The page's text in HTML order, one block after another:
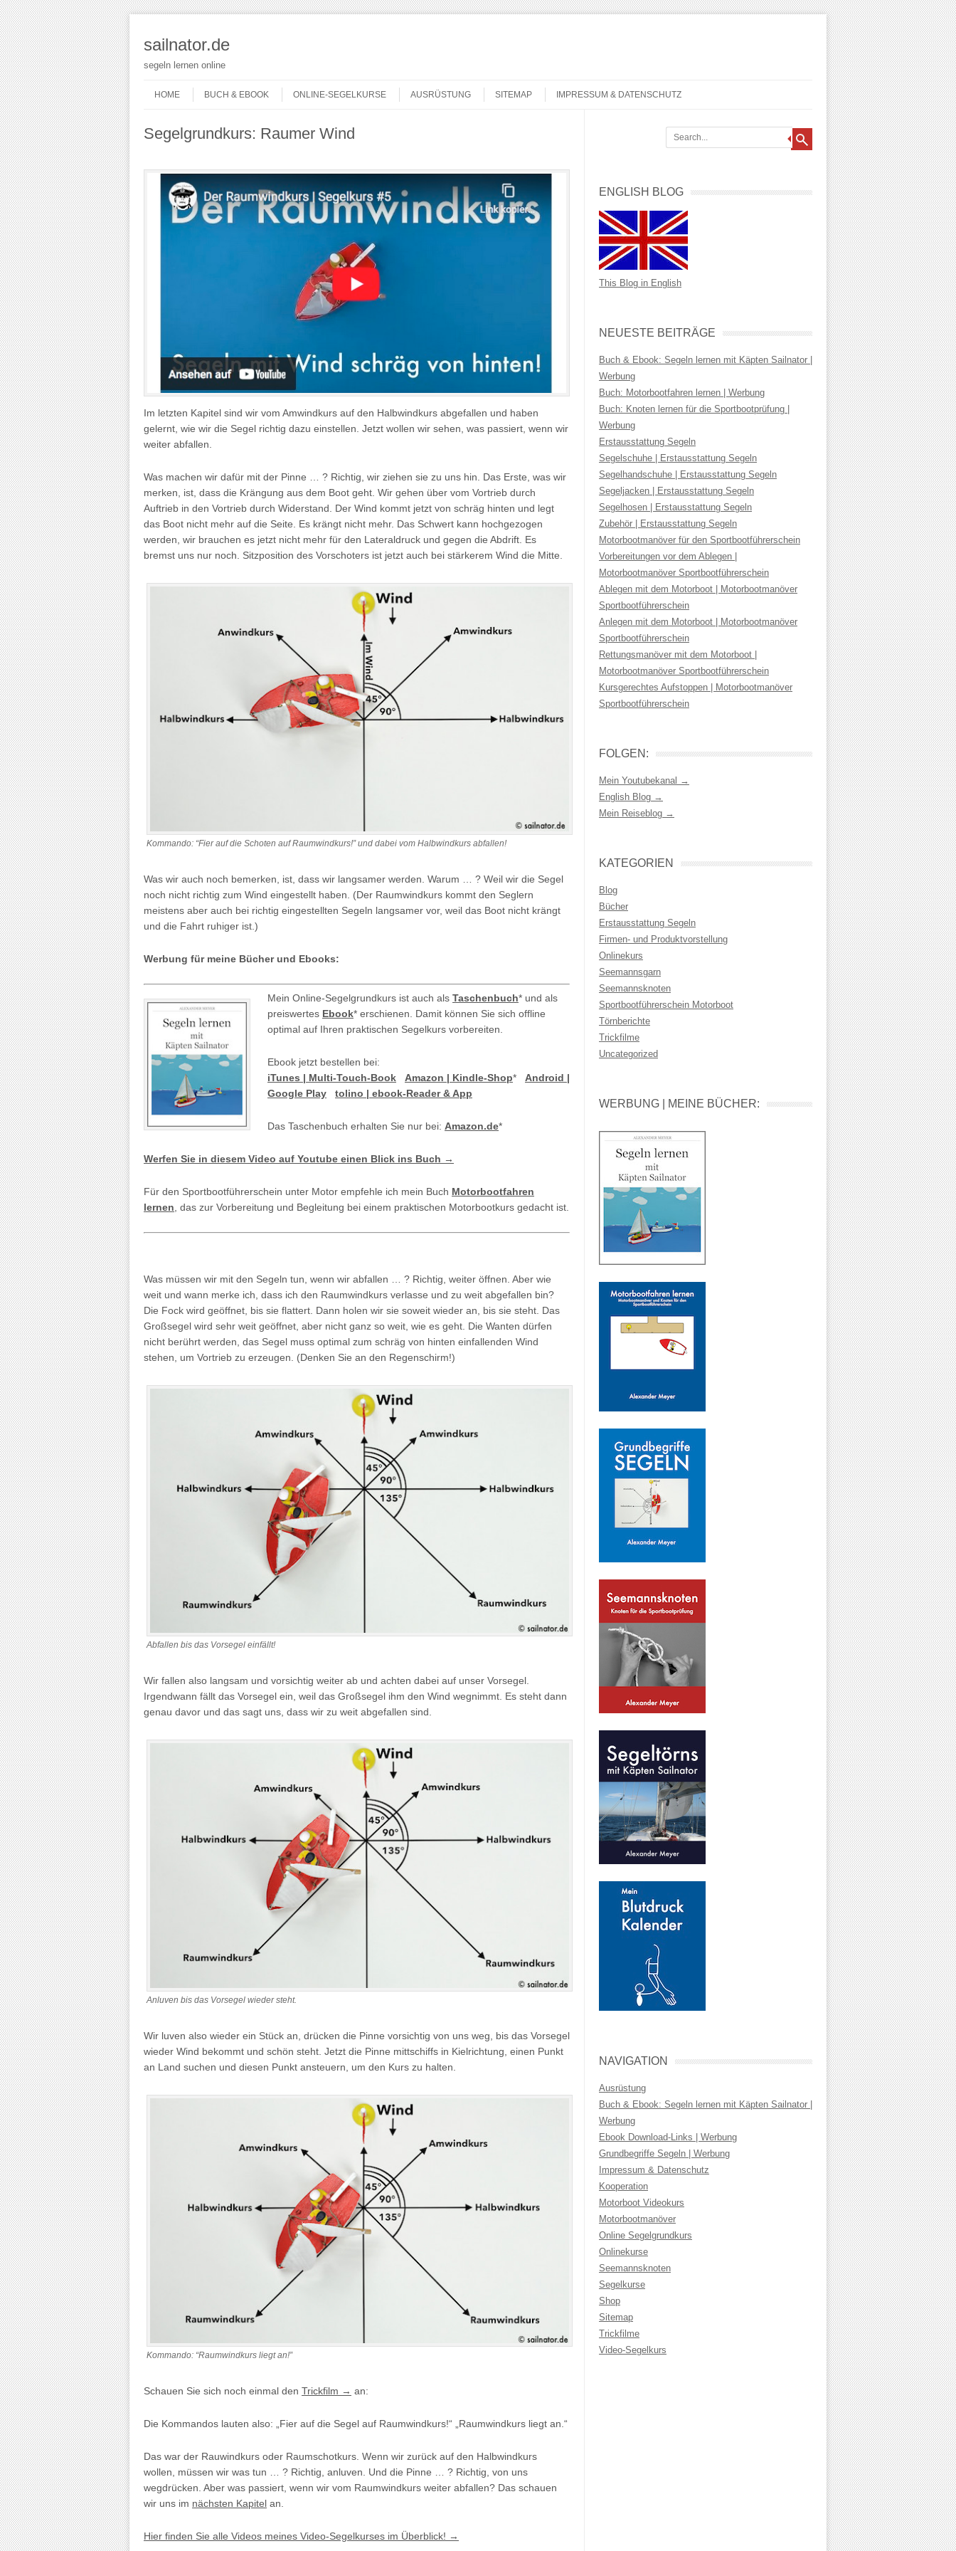
sailnator.de
segeln lernen online
Menu
HOME
BUCH & EBOOK ONLINE-SEGELKURSE AUSRÜSTUNG SITEMAP IMPRESSUM & DATENSCHUTZ
Segelgrundkurs: Raumer Wind
Im letzten Kapitel sind wir vom Amwindkurs auf den Halbwindkurs abgefallen und haben
gelernt, wie wir die Segel richtig dazu einstellen. Jetzt wollen wir sehen, was passiert, wenn wir
weiter abfallen.
Was machen wir dafür mit der Pinne … ? Richtig, wir ziehen sie zu uns hin. Das Erste, was wir
merken, ist, dass die Krängung aus dem Boot geht. Wir gehen über vom Vortrieb durch
Auftrieb in den Vortrieb durch Widerstand. Der Wind kommt jetzt von schräg hinten und legt
das Boot nicht mehr auf die Seite. Es krängt nicht mehr. Das Schwert kann hochgezogen
werden, wir brauchen es jetzt nicht mehr für den Lateraldruck und gegen die Abdrift. Es
bremst uns nur noch. Sitzposition des Vorschoters ist jetzt auch bei stärkerem Wind die Mitte.
Kommando: “Fier auf die Schoten auf Raumwindkurs!” und dabei vom Halbwindkurs abfallen!
Was wir auch noch bemerken, ist, dass wir langsamer werden. Warum … ? Weil wir die Segel
noch nicht richtig zum Wind eingestellt haben. (Der Raumwindkurs kommt den Seglern
meistens aber auch bei richtig eingestellten Segeln langsamer vor, weil das Boot nicht krängt
und die Fahrt ruhiger ist.)
Werbung für meine Bücher und Ebooks:
Mein Online-Segelgrundkurs ist auch als Taschenbuch* und als
preiswertes Ebook* erschienen. Damit können Sie sich offline
optimal auf Ihren praktischen Segelkurs vorbereiten.
Ebook jetzt bestellen bei:
iTunes | Multi-Touch-Book
Amazon | Kindle-Shop* Android |
Google Play
tolino | ebook-Reader & App
Das Taschenbuch erhalten Sie nur bei: Amazon.de*
Werfen Sie in diesem Video auf Youtube einen Blick ins Buch →
Für den Sportbootführerschein unter Motor empfehle ich mein Buch Motorbootfahren
lernen , das zur Vorbereitung und Begleitung bei einem praktischen Motorbootkurs gedacht ist.
Was müssen wir mit den Segeln tun, wenn wir abfallen … ? Richtig, weiter öffnen. Aber wie
weit und wann merke ich, dass ich den Raumwindkurs verlasse und zu weit abgefallen bin?
Die Fock wird geöffnet, bis sie flattert. Dann holen wir sie soweit wieder an, bis sie steht. Das
Großsegel wird sehr weit geöffnet, aber nicht ganz so weit, wie es geht. Die Wanten dürfen
nicht berührt werden, das Segel muss optimal zum schräg von hinten einfallenden Wind
stehen, um Vortrieb zu erzeugen. (Denken Sie an den Regenschirm!)
Abfallen bis das Vorsegel einfällt!
Wir fallen also langsam und vorsichtig weiter ab und achten dabei auf unser Vorsegel.
Irgendwann fällt das Vorsegel ein, weil das Großsegel ihm den Wind wegnimmt. Es steht dann
genau davor und das sagt uns, dass wir zu weit abgefallen sind.
Anluven bis das Vorsegel wieder steht.
Wir luven also wieder ein Stück an, drücken die Pinne vorsichtig von uns weg, bis das Vorsegel
wieder Wind bekommt und schön steht. Jetzt die Pinne mittschiffs in Kielrichtung, einen Punkt
an Land suchen und diesen Punkt ansteuern, um den Kurs zu halten.
Kommando: “Raumwindkurs liegt an!”
Schauen Sie sich noch einmal den Trickfilm → an:
Die Kommandos lauten also: „Fier auf die Segel auf Raumwindkurs!“ „Raumwindkurs liegt an.“
Das war der Rauwindkurs oder Raumschotkurs. Wenn wir zurück auf den Halbwindkurs
wollen, müssen wir was tun … ? Richtig, anluven. Und die Pinne … ? Richtig, von uns
wegdrücken. Aber was passiert, wenn wir vom Raumwindkurs weiter abfallen? Das schauen
wir uns im nächsten Kapitel an.
Hier finden Sie alle Videos meines Video-Segelkurses im Überblick! →
ENGLISH BLOG
This Blog in English
NEUESTE BEITRÄGE
Buch & Ebook: Segeln lernen mit Käpten Sailnator |
Werbung
Buch: Motorbootfahren lernen | Werbung
Buch: Knoten lernen für die Sportbootprüfung |
Werbung
Erstausstattung Segeln
Segelschuhe | Erstausstattung Segeln
Segelhandschuhe | Erstausstattung Segeln
Segeljacken | Erstausstattung Segeln
Segelhosen | Erstausstattung Segeln
Zubehör | Erstausstattung Segeln
Motorbootmanöver für den Sportbootführerschein
Vorbereitungen vor dem Ablegen |
Motorbootmanöver Sportbootführerschein
Ablegen mit dem Motorboot | Motorbootmanöver
Sportbootführerschein
Anlegen mit dem Motorboot | Motorbootmanöver
Sportbootführerschein
Rettungsmanöver mit dem Motorboot |
Motorbootmanöver Sportbootführerschein
Kursgerechtes Aufstoppen | Motorbootmanöver
Sportbootführerschein
FOLGEN:
Mein Youtubekanal →
English Blog →
Mein Reiseblog →
KATEGORIEN
Blog
Bücher
Erstausstattung Segeln
Firmen- und Produktvorstellung
Onlinekurs
Seemannsgarn
Seemannsknoten
Sportbootführerschein Motorboot
Törnberichte
Trickfilme
Uncategorized
WERBUNG | MEINE BÜCHER:
NAVIGATION
Ausrüstung
Buch & Ebook: Segeln lernen mit Käpten Sailnator |
Werbung
Ebook Download-Links | Werbung
Grundbegriffe Segeln | Werbung
Impressum & Datenschutz
Kooperation
Motorboot Videokurs
Motorbootmanöver
Online Segelgrundkurs
Onlinekurse
Seemannsknoten
Segelkurse
Shop
Sitemap
Trickfilme
Video-Segelkurs